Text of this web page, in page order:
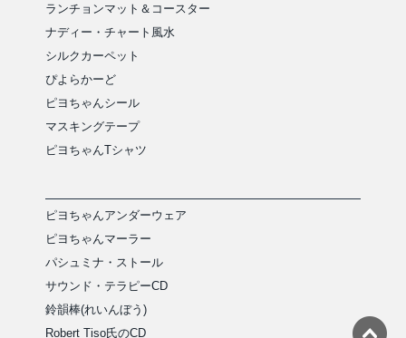
ランチョンマット＆コースター
ナディー・チャート風水
シルクカーペット
ぴよらかーど
ピヨちゃんシール
マスキングテープ
ピヨちゃんTシャツ
ピヨちゃんアンダーウェア
ピヨちゃんマーラー
パシュミナ・ストール
サウンド・テラピーCD
鈴韻棒(れいんぼう)
Robert Tiso氏のCD